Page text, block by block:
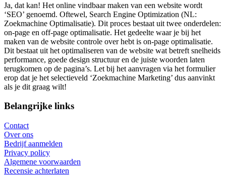
Ja, dat kan! Het online vindbaar maken van een website wordt
‘SEO’ genoemd. Oftewel, Search Engine Optimization (NL:
Zoekmachine Optimalisatie). Dit proces bestaat uit twee onderdelen:
on-page en off-page optimalisatie. Het gedeelte waar je bij het
maken van de website controle over hebt is on-page optimalisatie.
Dit bestaat uit het optimaliseren van de website wat betreft snelheids
performance, goede design structuur en de juiste woorden laten
terugkomen op de pagina’s. Let bij het aanvragen via het formulier
erop dat je het selectieveld ‘Zoekmachine Marketing’ dus aanvinkt
als je dit graag wilt!
Belangrijke links
Contact
Over ons
Bedrijf aanmelden
Privacy policy
Algemene voorwaarden
Recensie achterlaten